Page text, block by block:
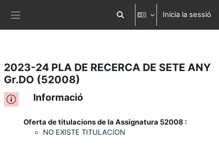
Ves al contingut principal Commuta l'entrada de la cerca
Inicia la sessió
2023-24 PLA DE RECERCA DE SETE ANY
Gr.DO (52008)
Informació
Oferta de titulacions de la Assignatura 52008 :
NO EXISTE TITULACION